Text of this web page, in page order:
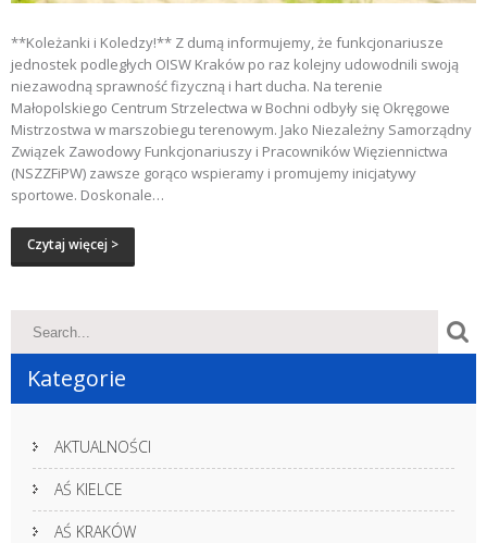
**Koleżanki i Koledzy!** Z dumą informujemy, że funkcjonariusze
jednostek podległych OISW Kraków po raz kolejny udowodnili swoją
niezawodną sprawność fizyczną i hart ducha. Na terenie
Małopolskiego Centrum Strzelectwa w Bochni odbyły się Okręgowe
Mistrzostwa w marszobiegu terenowym. Jako Niezależny Samorządny
Związek Zawodowy Funkcjonariuszy i Pracowników Więziennictwa
(NSZZFiPW) zawsze gorąco wspieramy i promujemy inicjatywy
sportowe. Doskonale…
Czytaj więcej >
Kategorie
AKTUALNOŚCI
AŚ KIELCE
AŚ KRAKÓW